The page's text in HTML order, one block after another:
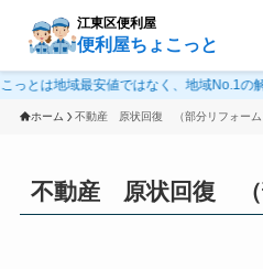
江東区便利屋
便利屋ちょこっと
値ではなく、地域No.1の解決力を
ホーム 不動産 原状回復 （部分リフォーム
不動産 原状回復 （